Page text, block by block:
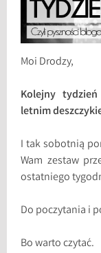
Moi Drodzy,
Kolejny
letnim
I tak sobotnią
Wam zestaw
ostatniego
Do poczytania i
Bo warto czytać.